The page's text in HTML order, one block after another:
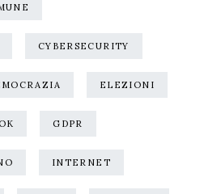
CYBERSECURITY
ELEZIONI
GDPR
INTERNET